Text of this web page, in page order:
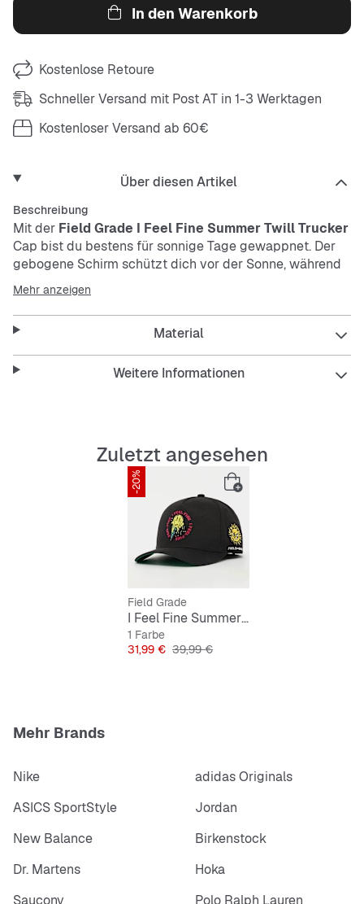
In den Warenkorb
Kostenlose Retoure
Schneller Versand mit Post AT in 1-3 Werktagen
Kostenloser Versand ab 60€
Über diesen Artikel
Beschreibung
Mit der Field Grade I Feel Fine Summer Twill Trucker
Cap bist du bestens für sonnige Tage gewappnet. Der
gebogene Schirm schützt dich vor der Sonne, während
das atmungsaktive Material für angenehme Frische
sorgt. Der verstellbare Strap macht die Passform easy
anpassbar. Pflegeleicht und robust – perfekt für deinen
Alltag.
Gebogener Schirm mit Sonnenschutz-Blende
Atmungsaktives und strapazierfähiges Material
Verstellbarer Strap für perfekten Sitz
Sweatband innen für mehr Komfort
Belüftungslöcher für optimale Luftzirkulation
Mehr anzeigen
Material
Weitere Informationen
Zuletzt angesehen
-20%
Field Grade
I Feel Fine Summer Twill Trucker
1 Farbe
Preis
31,99 € Originalpreis
39,99 €
Mehr Brands
Nike
adidas Originals
ASICS SportStyle
Jordan
New Balance
Birkenstock
Dr. Martens
Hoka
Saucony
Polo Ralph Lauren